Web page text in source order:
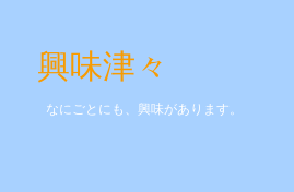
興味津々
なにごとにも、興味があります。